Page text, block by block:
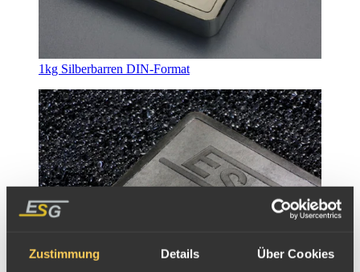
Zustimmung Details Über Cookies
1kg Silberbarren DIN-Format